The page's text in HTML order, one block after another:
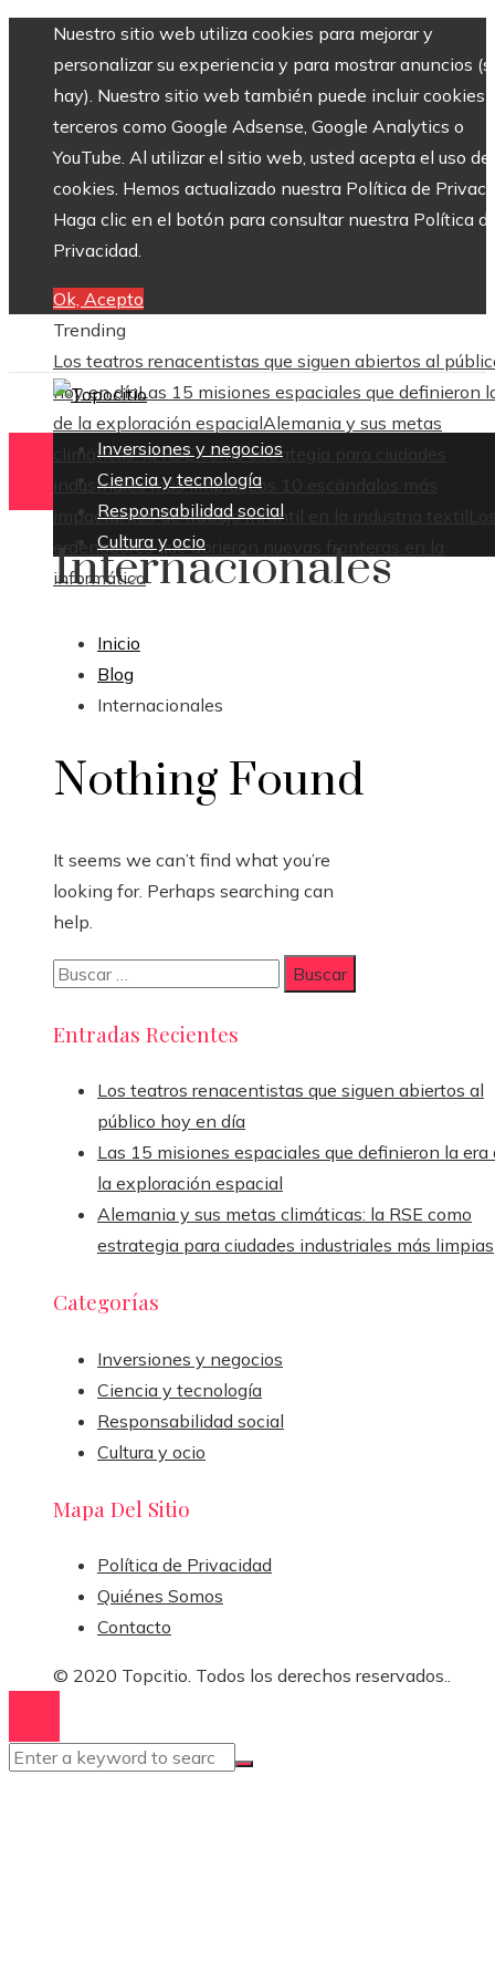
Nuestro sitio web utiliza cookies para mejorar y
personalizar su experiencia y para mostrar anuncios
hay). Nuestro sitio web también puede incluir cookies
terceros como Google Adsense, Google Analytics o
YouTube. Al utilizar el sitio web, usted acepta el uso de
cookies. Hemos actualizado nuestra Política de
Haga clic en el botón para consultar nuestra Política
Privacidad.
Ok, Acepto
Trending
Los teatros renacentistas que siguen abiertos al
hoy en díaLas 15 misiones espaciales que definieron
de la exploración espacialAlemania y sus metas
climáticas: la RSE como estrategia para ciudades
industriales más limpiasLos 10 escándalos más
impactantes de trabajo infantil en la industria textil
ordenadores que abrieron nuevas fronteras en la
informática
Inversiones y negocios
Ciencia y tecnología
Responsabilidad social
Cultura y ocio
Internacionales
Inicio
Blog
Internacionales
Nothing Found
It seems we can’t find what you’re
looking for. Perhaps searching can
help.
Buscar:
Entradas Recientes
Los teatros renacentistas que siguen abiertos al
público hoy en día
Las 15 misiones espaciales que definieron la era
la exploración espacial
Alemania y sus metas climáticas: la RSE como
estrategia para ciudades industriales más limpias
Categorías
Inversiones y negocios
Ciencia y tecnología
Responsabilidad social
Cultura y ocio
Mapa Del Sitio
Política de Privacidad
Quiénes Somos
Contacto
© 2020 Topcitio. Todos los derechos reservados..